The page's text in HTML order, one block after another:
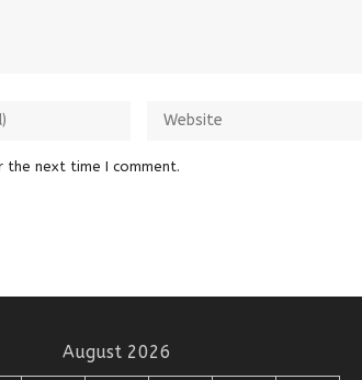
next time I comment.
August 2026